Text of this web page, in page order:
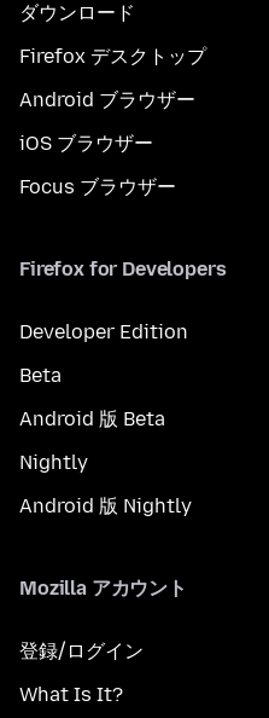
ダウンロード
Firefox デスクトップ
Android ブラウザー
iOS ブラウザー
Focus ブラウザー
Firefox for Developers
Developer Edition
Beta
Android 版 Beta
Nightly
Android 版 Nightly
Mozilla アカウント
登録/ログイン
What Is It?